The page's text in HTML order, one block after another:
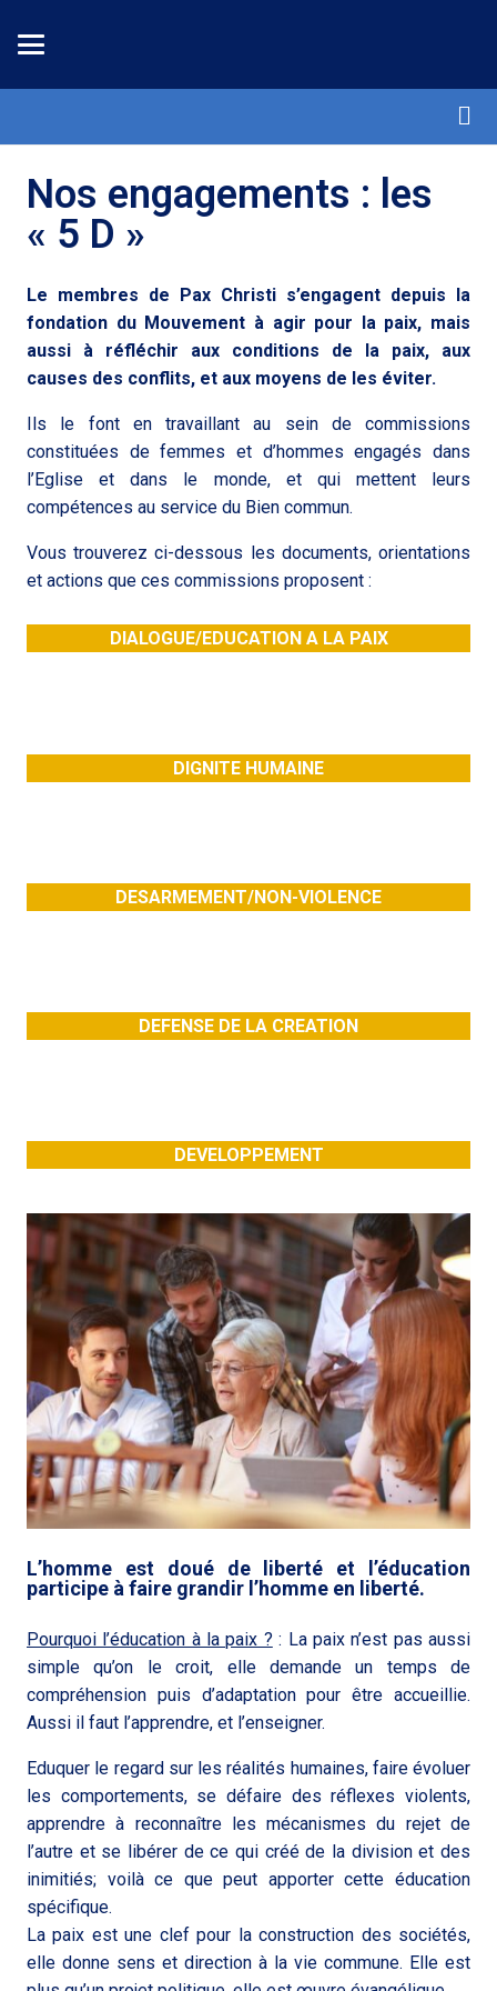
Nos engagements : les
« 5 D »
Le membres de Pax Christi s’engagent depuis la
fondation du Mouvement à agir pour la paix, mais
aussi à réfléchir aux conditions de la paix, aux
causes des conflits, et aux moyens de les éviter.
Ils le font en travaillant au sein de commissions
constituées de femmes et d’hommes engagés dans
l’Eglise et dans le monde, et qui mettent leurs
compétences au service du Bien commun.
Vous trouverez ci-dessous les documents, orientations
et actions que ces commissions proposent :
DIALOGUE/EDUCATION A LA PAIX
DIGNITE HUMAINE
DESARMEMENT/NON-VIOLENCE
DEFENSE DE LA CREATION
DEVELOPPEMENT
L’homme est doué de liberté et l’éducation
participe à faire grandir l’homme en liberté.
Pourquoi l’éducation à la paix ? : La paix n’est pas aussi
simple qu’on le croit, elle demande un temps de
compréhension puis d’adaptation pour être accueillie.
Aussi il faut l’apprendre, et l’enseigner.
Eduquer le regard sur les réalités humaines, faire évoluer
les comportements, se défaire des réflexes violents,
apprendre à reconnaître les mécanismes du rejet de
l’autre et se libérer de ce qui créé de la division et des
inimitiés; voilà ce que peut apporter cette éducation
spécifique.
La paix est une clef pour la construction des sociétés,
elle donne sens et direction à la vie commune. Elle est